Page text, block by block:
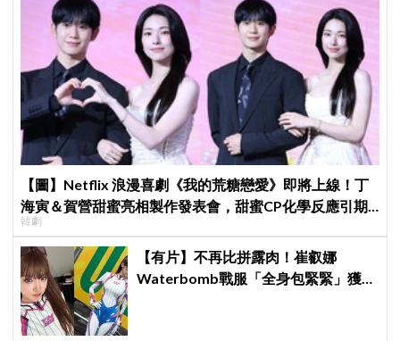
【圖】Netflix 浪漫喜劇《我的荒糖戀愛》即將上線！丁
海寅＆賀營甜蜜亮相製作發表會，甜蜜CP化學反應引期
待
韓劇
【有片】不再比拼露肉！崔叡娜
Waterbomb戰服「全身包緊緊」獲好